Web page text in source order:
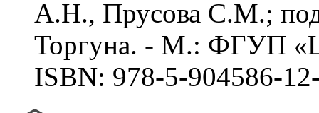
А.Н., Прусова С.М.;
Торгуна. - М.: ФГУП
ISBN: 978-5-904586-